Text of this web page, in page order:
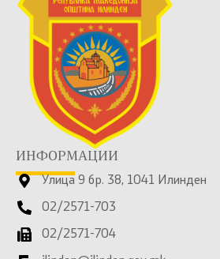
ИНФОРМАЦИИ
Улица 9 бр. 38, 1041 Илинден
02/2571-703
02/2571-704